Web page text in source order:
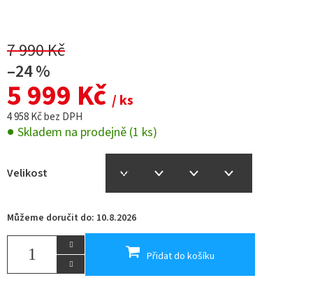
7 990 Kč
–24 %
5 999 Kč / ks
4 958 Kč bez DPH
Skladem na prodejně (1 ks)
Velikost
Můžeme doručit do: 10.8.2026
Přidat do košíku